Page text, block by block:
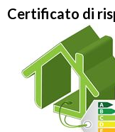
Certificato di